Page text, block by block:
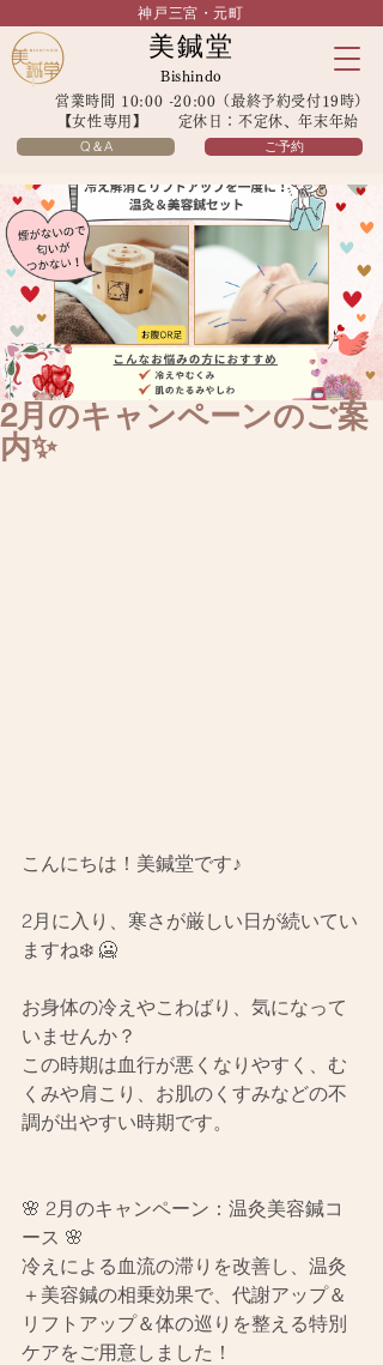
神戸三宮・元町
美鍼堂
Bishindo
営業時間 10:00 -20:00（最終予約受付19時）
【女性専用】 定休日：不定休、年末年始
Q＆A ご予約
2月のキャンペーンのご案
内✨
こんにちは！美鍼堂です♪
2月に入り、寒さが厳しい日が続いてい
ますね❄️ 🥶
お身体の冷えやこわばり、気になって
いませんか？
この時期は血行が悪くなりやすく、む
くみや肩こり、お肌のくすみなどの不
調が出やすい時期です。
🌸 2月のキャンペーン：温灸美容鍼コ
ース 🌸
冷えによる血流の滞りを改善し、温灸
＋美容鍼の相乗効果で、代謝アップ＆
リフトアップ＆体の巡りを整える特別
ケアをご用意しました！